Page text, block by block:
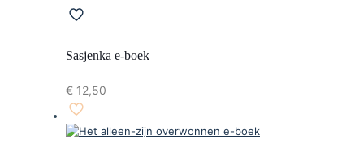
Sasjenka e-boek
€ 12,50